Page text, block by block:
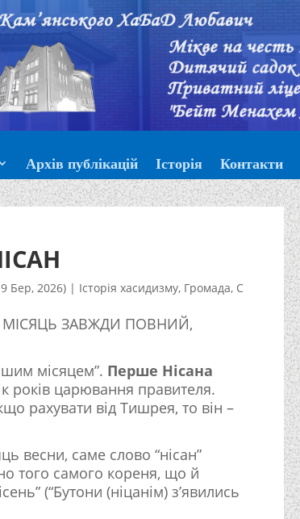
Архів публікацій Історія Контакти
Бер, 2026)| Історія хасидизму, Громада, С
ЗАВЖДИ ПОВНИЙ,
місяцем”. Перше Нісана
років царювання правителя.
рахувати від Тишрея, то він –
весни, саме слово “нісан”
того самого кореня, що й
(“Бутони (ніцанім) з’явились